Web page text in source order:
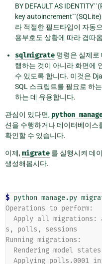
BY DEFAULT AS
key
라 적절한 필드타입이 자동
용부호도 상황에 따라 겹따
sqlmigrate 명령은 실제로
행하는 것이 아니라 화면에
수 있도록 합니다. 이것은
SQL 스크립트를 필요로 하
하는 데 유용합니다.
관심이 있다면, python
션을 수행하거나 데이터베이스
확인할 수 있습니다.
이제,migrate 를 실행시켜 데
생성해봅시다.
$ python manage.py
Operations to perform:
s, polls, sessions
Running migrations:
Rendering model
Applying